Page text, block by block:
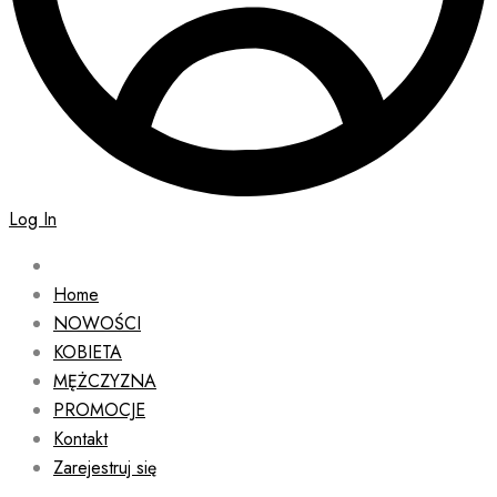
Log In
Home
NOWOŚCI
KOBIETA
MĘŻCZYZNA
PROMOCJE
Kontakt
Zarejestruj się